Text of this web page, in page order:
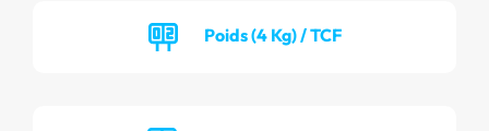
Poids (4 Kg) / TCF